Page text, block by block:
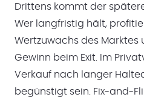
Drittens kommt der
Wer langfristig hält,
Wertzuwachs des Marktes
Gewinn beim Exit. Im
Verkauf nach langer
begünstigt sein. Fix-and-